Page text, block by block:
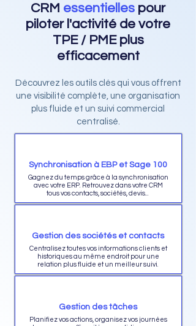
CRM essentielles pour
piloter l'activité de votre
TPE / PME plus
efficacement
Découvrez les outils clés qui vous offrent
une visibilité complète, une organisation
plus fluide et un suivi commercial
centralisé.
Synchronisation à EBP et Sage 100
Gagnez du temps grâce à la synchronisation
avec votre ERP. Retrouvez dans votre CRM
tous vos contacts, sociétés, devis...
Gestion des sociétés et contacts
Centralisez toutes vos informations clients et
historiques au même endroit pour une
relation plus fluide et un meilleur suivi.
Gestion des tâches
Planifiez vos actions, organisez vos journées